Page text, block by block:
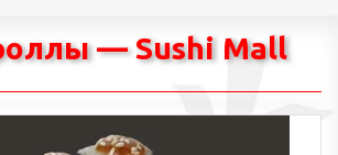
— Sushi Mall